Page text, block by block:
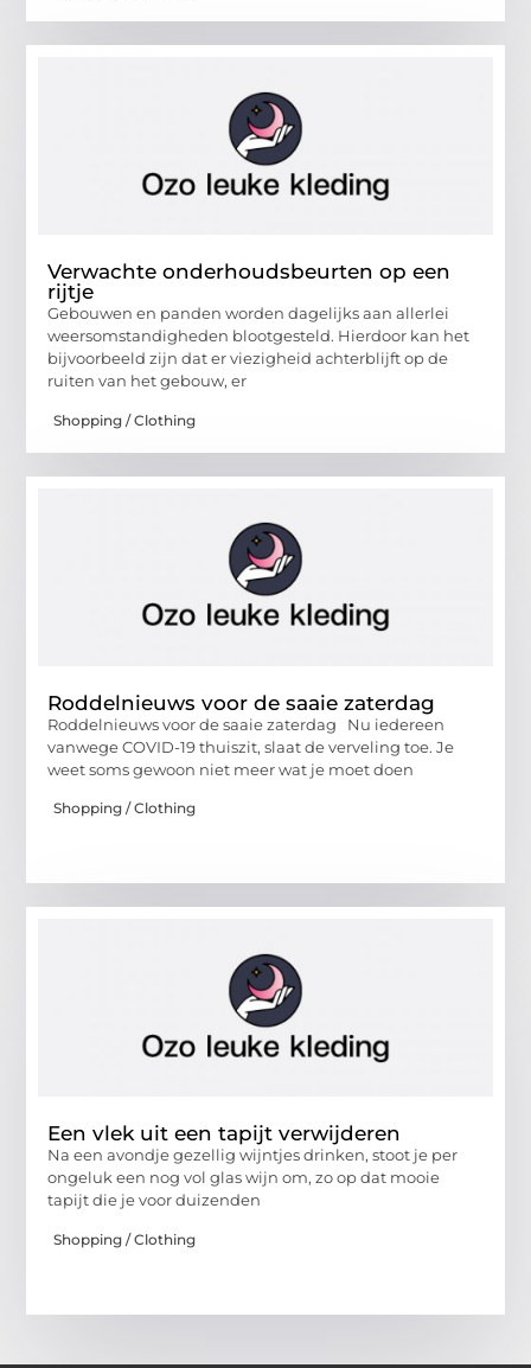
Verwachte onderhoudsbeurten op een
rijtje
Gebouwen en panden worden dagelijks aan allerlei
weersomstandigheden blootgesteld. Hierdoor kan het
bijvoorbeeld zijn dat er viezigheid achterblijft op de
ruiten van het gebouw, er
Shopping / Clothing
Roddelnieuws voor de saaie zaterdag
Roddelnieuws voor de saaie zaterdag Nu iedereen
vanwege COVID-19 thuiszit, slaat de verveling toe. Je
weet soms gewoon niet meer wat je moet doen
Shopping / Clothing
Een vlek uit een tapijt verwijderen
Na een avondje gezellig wijntjes drinken, stoot je per
ongeluk een nog vol glas wijn om, zo op dat mooie
tapijt die je voor duizenden
Shopping / Clothing